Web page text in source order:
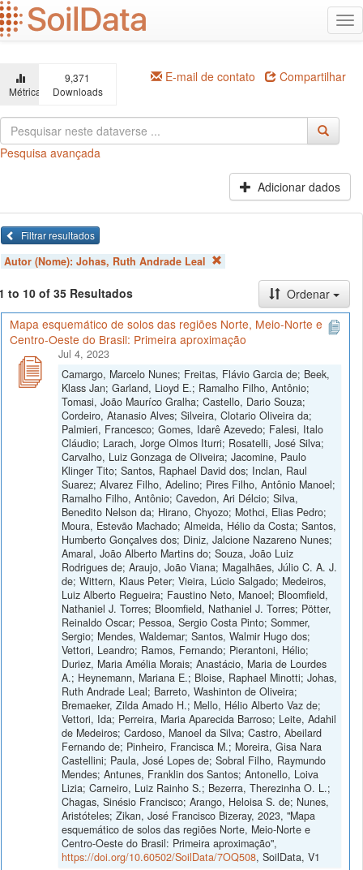
Ir
para
o
principal
Métricas
9,371
Downloads
E-mail de contato Compartilhar
Pesquisa avançada
Adicionar dados
Filtrar resultados
Autor (Nome): Johas, Ruth Andrade Leal
to 10 of 35 Resultados
Ordenar
Mapa esquemático de solos das regiões Norte, Meio-Norte e
Centro-Oeste do Brasil: Primeira aproximação
Jul 4, 2023
Camargo, Marcelo Nunes; Freitas, Flávio Garcia de; Beek,
Klass Jan; Garland, Lioyd E.; Ramalho Filho, Antônio;
Tomasi, João Mauríco Gralha; Castello, Dario Souza;
Cordeiro, Atanasio Alves; Silveira, Clotario Oliveira da;
Palmieri, Francesco; Gomes, Idarê Azevedo; Falesi, Italo
Cláudio; Larach, Jorge Olmos Iturri; Rosatelli, José Silva;
Carvalho, Luiz Gonzaga de Oliveira; Jacomine, Paulo
Klinger Tito; Santos, Raphael David dos; Inclan, Raul
Suarez; Alvarez Filho, Adelino; Pires Filho, Antônio Manoel;
Ramalho Filho, Antônio; Cavedon, Ari Délcio; Silva,
Benedito Nelson da; Hirano, Chyozo; Mothci, Elias Pedro;
Moura, Estevão Machado; Almeida, Hélio da Costa; Santos,
Humberto Gonçalves dos; Diniz, Jalcione Nazareno Nunes;
Amaral, João Alberto Martins do; Souza, João Luiz
Rodrigues de; Araujo, João Viana; Magalhães, Júlio C. A. J.
de; Wittern, Klaus Peter; Vieira, Lúcio Salgado; Medeiros,
Luiz Alberto Regueira; Faustino Neto, Manoel; Bloomfield,
Nathaniel J. Torres; Bloomfield, Nathaniel J. Torres; Pötter,
Reinaldo Oscar; Pessoa, Sergio Costa Pinto; Sommer,
Sergio; Mendes, Waldemar; Santos, Walmir Hugo dos;
Vettori, Leandro; Ramos, Fernando; Pierantoni, Hélio;
Duriez, Maria Amélia Morais; Anastácio, Maria de Lourdes
A.; Heynemann, Mariana E.; Bloise, Raphael Minotti; Johas,
Ruth Andrade Leal; Barreto, Washinton de Oliveira;
Bremaeker, Zilda Amado H.; Mello, Hélio Alberto Vaz de;
Vettori, Ida; Perreira, Maria Aparecida Barroso; Leite, Adahil
de Medeiros; Cardoso, Manoel da Silva; Castro, Abeilard
Fernando de; Pinheiro, Francisca M.; Moreira, Gisa Nara
Castellini; Paula, José Lopes de; Sobral Filho, Raymundo
Mendes; Antunes, Franklin dos Santos; Antonello, Loiva
Lizia; Carneiro, Luiz Rainho S.; Bezerra, Therezinha O. L.;
Chagas, Sinésio Francisco; Arango, Heloisa S. de; Nunes,
Aristóteles; Zikan, José Francisco Bizeray, 2023, "Mapa
esquemático de solos das regiões Norte, Meio-Norte e
Centro-Oeste do Brasil: Primeira aproximação",
https://doi.org/10.60502/SoilData/7OQ508, SoilData, V1